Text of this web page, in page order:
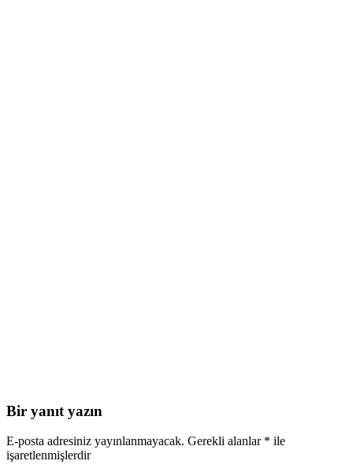
Bir yanıt yazın
E-posta adresiniz yayınlanmayacak. Gerekli alanlar * ile
işaretlenmişlerdir